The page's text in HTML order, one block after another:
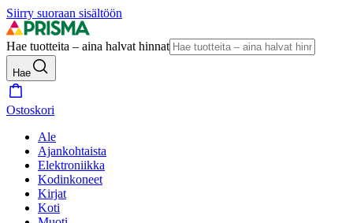
Siirry suoraan sisältöön
Hae tuotteita – aina halvat hinnat
Hae
Ostoskori
Ale
Ajankohtaista
Elektroniikka
Kodinkoneet
Kirjat
Koti